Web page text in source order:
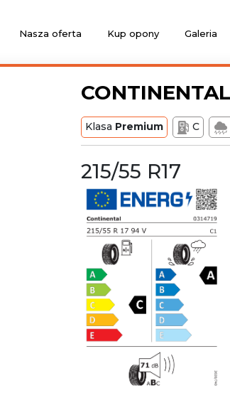
Nasza oferta Kup opony Galeria
Klasa Premium C
215/55 R17